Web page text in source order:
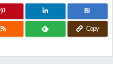
B!
Copy